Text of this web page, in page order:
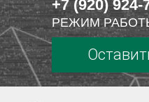
+7 (920) 924-
РЕЖИМ